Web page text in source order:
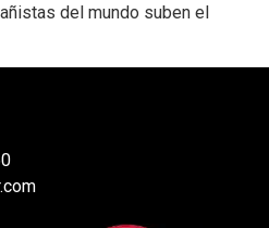
del mundo suben el